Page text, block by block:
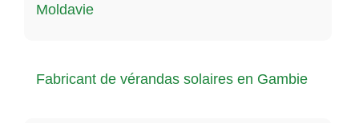
Moldavie
Fabricant de vérandas solaires en Gambie